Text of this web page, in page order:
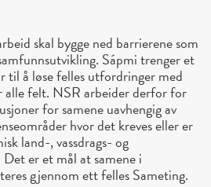
skal bygge ned barrierene som
Sápmi trenger et
til å løse felles utfordringer med
alle felt. NSR arbeider derfor for
for samene uavhengig av
hvor det kreves eller er
land-, vassdrags- og
er et mål at samene i
gjennom ett felles Sameting.